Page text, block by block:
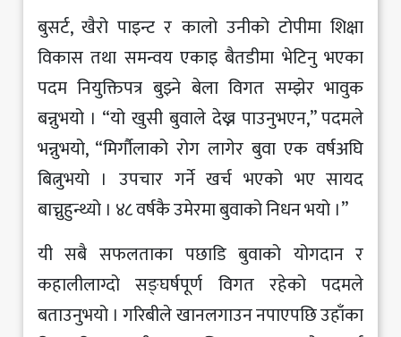
बुसर्ट, खैरो पाइन्ट र कालो उनीको टोपीमा शिक्षा
विकास तथा समन्वय एकाइ बैतडीमा भेटिनु भएका
पदम नियुक्तिपत्र बुझ्ने बेला विगत सम्झेर भावुक
बन्नुभयो । “यो खुसी बुवाले देख्न पाउनुभएन,” पदमले
भन्नुभयो, “मिर्गौलाको रोग लागेर बुवा एक वर्षअघि
बित्नुभयो । उपचार गर्ने खर्च भएको भए सायद
बाच्नुहुन्थ्यो । ४८ वर्षकै उमेरमा बुवाको निधन भयो ।”
यी सबै सफलताका पछाडि बुवाको योगदान र
कहालीलाग्दो सङ्घर्षपूर्ण विगत रहेको पदमले
बताउनुभयो । गरिबीले खानलगाउन नपाएपछि उहाँका